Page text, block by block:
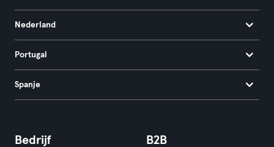
Nederland
Portugal
Spanje
Bedrijf B2B